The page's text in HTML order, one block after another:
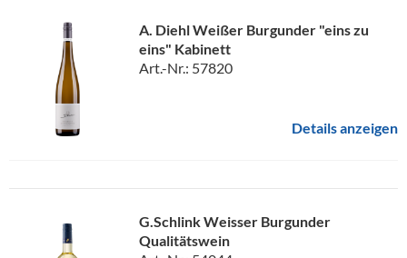
A. Diehl Weißer Burgunder "eins zu
eins" Kabinett
Art.-Nr.: 57820
Details anzeigen
G.Schlink Weisser Burgunder
Qualitätswein